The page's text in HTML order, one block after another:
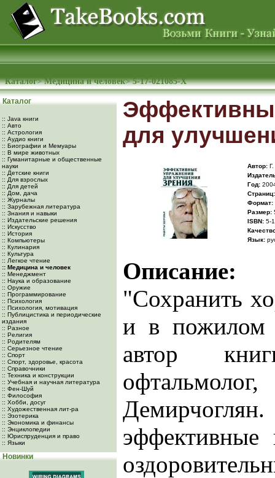
Каталог>Медицина и человек>5-17-021085-X
Каталог
:: Java книги
:: Авто
:: Астрология
:: Аудио книги
:: Биографии и Мемуары
:: В мире животных
:: Гуманитарные и общественные
науки
:: Детские книги
:: Для взрослых
:: Для детей
:: Дом, дача
:: Журналы
:: Зарубежная литература
:: Знания и навыки
:: Издательские решения
:: Искусство
:: История
:: Компьютеры
:: Кулинария
:: Культура
:: Легкое чтение
:: Медицина и человек
:: Менеджмент
:: Наука и образование
:: Оружие
:: Программирование
:: Психология
:: Психология, мотивация
:: Публицистика и периодические
издания
:: Разное
:: Религия
:: Родителям
:: Серьезное чтение
:: Спорт
:: Спорт, здоровье, красота
:: Справочники
:: Техника и конструкции
:: Учебная и научная литература
:: Фен-Шуй
:: Философия
:: Хобби, досуг
:: Художественная лит-ра
:: Эзотерика
:: Экономика и финансы
:: Энциклопедии
:: Юриспруденция и право
:: Языки
Новинки
для
Автор:
Год:
Cтраниц:
Формат:
Размер:
ISBN: 5-
Язык:
Описание:
"Сохранить
и в пожилом
автор
эффективные